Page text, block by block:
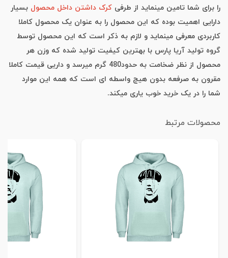
را برای شما تامین مینماید از طرفی کرک داشتن داخل محصول بسیار
دارایی اهمیت بوده که این محصول را به عنوان یک محصول کاملا
کاربردی معرفی مینماید و لازم به ذکر است که این محصول توسط
گروه تولید آریا پارس با بهترین کیفیت تولید شده که وزن هر
محصول از نظر ضخامت به حدود480 گرم میرسد و داریی قیمت کاملا
مقرون به صرفعه بدون هیچ واسطه ای است که همه این موارد
شما را در یک خرید خوب یاری میکند.
محصولات مرتبط